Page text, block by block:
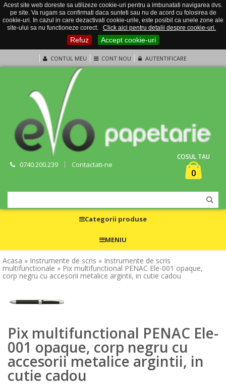
Acest site web doreste sa utilizeze cookie-uri pentru a imbunatati navigarea dvs.
pe site. Va rugam sa confirmati daca sunteti sau nu de acord cu folosirea de
cookie-uri. In cazul in care dezactivati cookie-urile, este posibil ca unele zone ale
site-ului sa nu functioneze corect.
Click aici pentru detalii despre cookie-uri.
Refuz Accept cookie-uri
CONTUL MEU CONT NOU AUTENTIFICARE
0740.200.239 Contactati-ne
COSUL TAU
0
Categorii produse
MENIU
Acasa » Instrumente de scris » Instrumente de scris
multifunctionale » Pix multifunctional PENAC Ele-001 opaque,
corp negru cu accesorii metalice argintii, in cutie cadou
Pix multifunctional PENAC Ele-
001 opaque, corp negru cu
accesorii metalice argintii, in
cutie cadou